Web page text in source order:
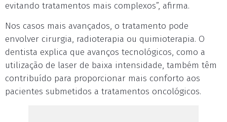
evitando tratamentos mais complexos”, afirma.
Nos casos mais avançados, o tratamento pode
envolver cirurgia, radioterapia ou quimioterapia. O
dentista explica que avanços tecnológicos, como a
utilização de laser de baixa intensidade, também têm
contribuído para proporcionar mais conforto aos
pacientes submetidos a tratamentos oncológicos.